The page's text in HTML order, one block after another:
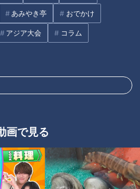
あみやき亭 おでかけ
アジア大会 コラム
画で見る